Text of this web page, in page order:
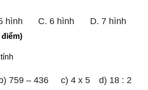
hình C. 6 hình D. 7 hình
điểm)
759 – 436 c) 4 x 5 d) 18 : 2